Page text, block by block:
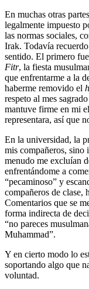
En muchas otras
legalmente impuesto
las normas sociales,
Irak. Todavía recuerdo
sentido. El primero
Fitr, la fiesta
que enfrentarme a la
haberme removido el
respeto al mes
mantuve firme en mi
representara, así que
En la universidad, la
mis compañeros, sino
menudo me excluían
enfrentándome a
“pecaminoso” y
compañeros de clase,
Comentarios que se
forma indirecta de
“no pareces
Muhammad”.
Y en cierto modo lo
soportando algo que
voluntad.